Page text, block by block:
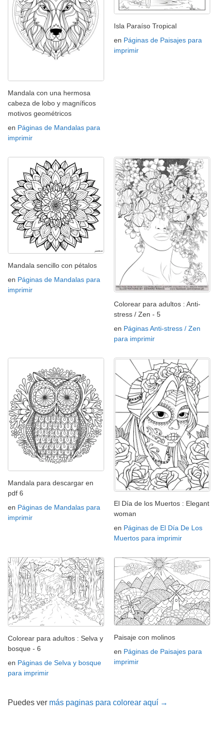
Mandala con una hermosa
cabeza de lobo y magníficos
motivos geométricos
en Páginas de Mandalas para
imprimir
Isla Paraíso Tropical
en Páginas de Paisajes para
imprimir
Mandala sencillo con pétalos
en Páginas de Mandalas para
imprimir
Colorear para adultos : Anti-
stress / Zen - 5
en Páginas Anti-stress / Zen
para imprimir
Mandala para descargar en
pdf 6
en Páginas de Mandalas para
imprimir
El Día de los Muertos : Elegant
woman
en Páginas de El Día De Los
Muertos para imprimir
Colorear para adultos : Selva y
bosque - 6
en Páginas de Selva y bosque
para imprimir
Paisaje con molinos
en Páginas de Paisajes para
imprimir
Puedes ver más paginas para colorear aquí →